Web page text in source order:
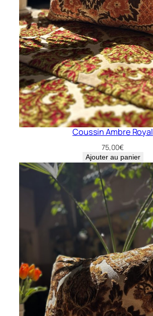
Coussin Ambre Royal
75,00€
Ajouter au panier